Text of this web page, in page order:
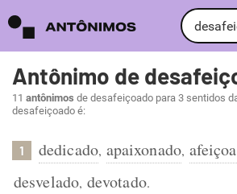
Antônimo de
11 antônimos de desafeiçoado para 3 sentidos
desafeiçoado é:
1 dedicado, apaixonado,
desvelado, devotado.